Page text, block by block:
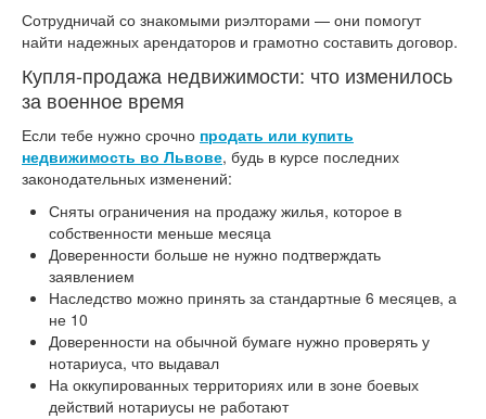
Сотрудничай со знакомыми риэлторами — они помогут
найти надежных арендаторов и грамотно составить договор.
Купля-продажа недвижимости: что изменилось
за военное время
Если тебе нужно срочно продать или купить
недвижимость во Львове, будь в курсе последних
законодательных изменений:
Сняты ограничения на продажу жилья, которое в
собственности меньше месяца
Доверенности больше не нужно подтверждать
заявлением
Наследство можно принять за стандартные 6 месяцев, а
не 10
Доверенности на обычной бумаге нужно проверять у
нотариуса, что выдавал
На оккупированных территориях или в зоне боевых
действий нотариусы не работают